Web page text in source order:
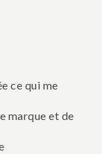
ce qui me
marque et de